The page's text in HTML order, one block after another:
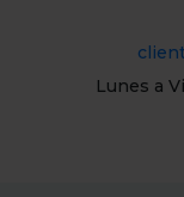
Lunes a